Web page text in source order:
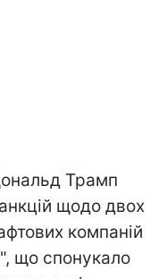
Трамп
щодо двох
компаній
що спонукало